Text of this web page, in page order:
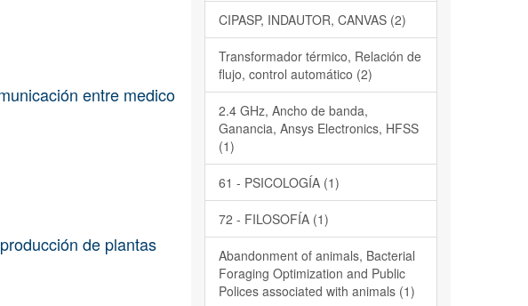
entre medico
de plantas
CIPASP, INDAUTOR, CANVAS (2)
Transformador térmico, Relación de
flujo, control automático (2)
2.4 GHz, Ancho de banda,
Ganancia, Ansys Electronics, HFSS
(1)
61 - PSICOLOGÍA (1)
72 - FILOSOFÍA (1)
Abandonment of animals, Bacterial
Foraging Optimization and Public
Polices associated with animals (1)